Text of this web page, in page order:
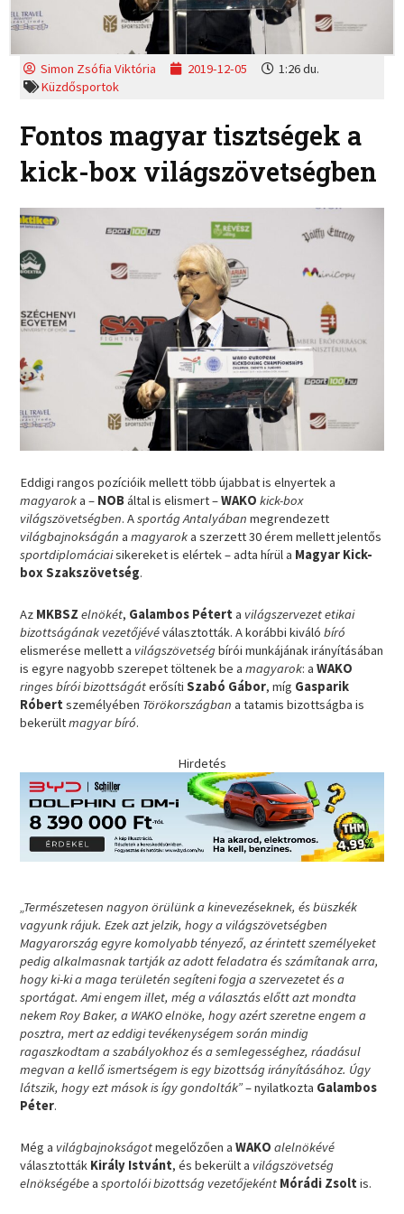
Simon Zsófia Viktória 2019-12-05
1:26 du.
Küzdősportok
Fontos magyar tisztségek a
kick-box világszövetségben
Eddigi rangos pozícióik mellett több újabbat is elnyertek a
magyaroka – NOBáltal is elismert –WAKO kick-box
világszövetségben. Asportág Antalyában megrendezett
világbajnokságán amagyaroka szerzett 30 érem mellett jelentős
sportdiplomáciaisikereket is elértek – adta hírül a Magyar Kick-
box Szakszövetség.
Az MKBSZ elnökét, Galambos Pétert a világszervezetetikai
bizottságának vezetőjévéválasztották. A korábbi kiválóbíró
elismerése mellett a világszövetségbírói munkájának irányításában
is egyre nagyobb szerepet töltenek be amagyarok: aWAKO
ringes bírói bizottságáterősítiSzabó Gábor, míg Gasparik
Róbert személyében Törökországban a tatamis bizottságba is
bekerültmagyar bíró.
Hirdetés
„Természetesen nagyon örülünk a kinevezéseknek, és büszkék
vagyunk rájuk. Ezek azt jelzik, hogy a világszövetségben
Magyarország egyre komolyabb tényező, az érintett személyeket
pedig alkalmasnak tartják az adott feladatra és számítanak arra,
hogy ki-ki a maga területén segíteni fogja a szervezetet és a
sportágat. Ami engem illet, még a választás előtt azt mondta
nekem Roy Baker, a WAKO elnöke, hogy azért szeretne engem a
posztra, mert az eddigi tevékenységem során mindig
ragaszkodtam a szabályokhoz és a semlegességhez, ráadásul
megvan a kellő ismertségem is egy bizottság irányításához. Úgy
látszik, hogy ezt mások is így gondolták”– nyilatkozta Galambos
Péter.
Még a világbajnokságotmegelőzően aWAKO alelnökévé
választották Király Istvánt, és bekerült a világszövetség
elnökségébeasportolói bizottság vezetőjeként Mórádi Zsolt is.